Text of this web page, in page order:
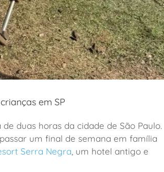
em SP
duas horas da cidade de São Paulo.
um final de semana em família
Serra Negra , um hotel antigo e